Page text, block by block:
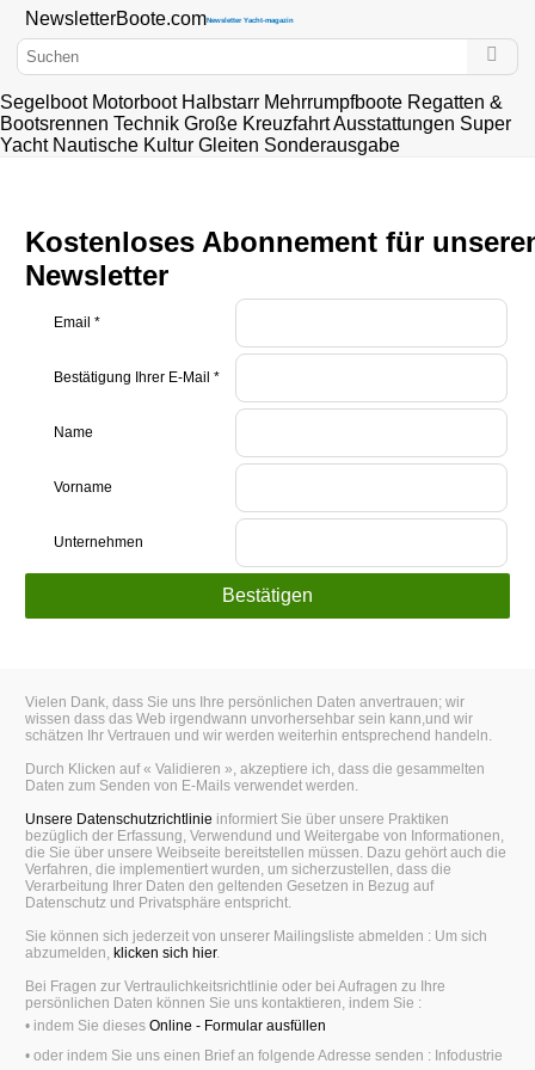
NewsletterBoote.comNewsletter Yacht-magazin
Segelboot Motorboot Halbstarr Mehrrumpfboote Regatten &
Bootsrennen Technik Große KreuzfahrtAusstattungen Super
Yacht Nautische Kultur Gleiten Sonderausgabe
Kostenloses Abonnement für
Newsletter
Email *
Bestätigung Ihrer E-Mail *
Name
Vorname
Unternehmen
Vielen Dank, dass Sie uns Ihre persönlichen Daten anvertrauen; wir
wissen dass das Web irgendwann unvorhersehbar sein kann,und wir
schätzen Ihr Vertrauen und wir werden weiterhin entsprechend handeln.
Durch Klicken auf « Validieren », akzeptiere ich, dass die gesammelten
Daten zum Senden von E-Mails verwendet werden.
Unsere Datenschutzrichtlinie informiert Sie über unsere Praktiken
bezüglich der Erfassung, Verwendund und Weitergabe von Informationen,
die Sie über unsere Weibseite bereitstellen müssen. Dazu gehört auch die
Verfahren, die implementiert wurden, um sicherzustellen, dass die
Verarbeitung Ihrer Daten den geltenden Gesetzen in Bezug auf
Datenschutz und Privatsphäre entspricht.
Sie können sich jederzeit von unserer Mailingsliste abmelden : Um sich
abzumelden, klicken sich hier.
Bei Fragen zur Vertraulichkeitsrichtlinie oder bei Aufragen zu Ihre
persönlichen Daten können Sie uns kontaktieren, indem Sie :
• indem Sie dieses Online - Formular ausfüllen
• oder indem Sie uns einen Brief an folgende Adresse senden : Infodustrie